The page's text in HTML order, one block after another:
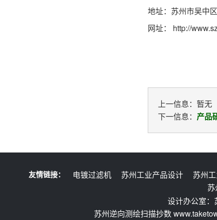
地址：苏州市吴中
网址： http://
上一信息：暂无
下一信息： 产品
友情链接： 电镀过滤机 苏州工业产品设计
苏州
设计办公室
苏州逆向测绘扫描抄数